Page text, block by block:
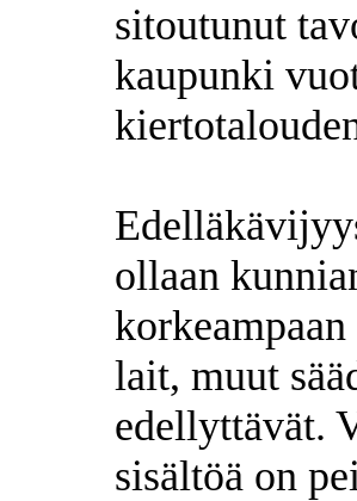
sitoutunut
kaupunki
ollaan
lait, muut
edellyttävät.
sisältöä on